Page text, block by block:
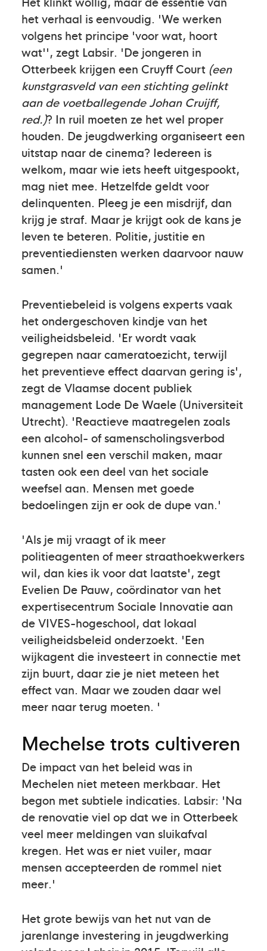
het verhaal is eenvoudig. 'We werken
volgens het principe 'voor wat, hoort
wat'', zegt Labsir. 'De jongeren in
Otterbeek krijgen een Cruyff Court (een
kunstgrasveld van een stichting gelinkt
aan de voetballegende Johan Cruijff,
red.)? In ruil moeten ze het wel proper
houden. De jeugdwerking organiseert een
uitstap naar de cinema? Iedereen is
welkom, maar wie iets heeft uitgespookt,
mag niet mee. Hetzelfde geldt voor
delinquenten. Pleeg je een misdrijf, dan
krijg je straf. Maar je krijgt ook de kans je
leven te beteren. Politie, justitie en
preventiediensten werken daarvoor nauw
samen.'
Preventiebeleid is volgens experts vaak
het ondergeschoven kindje van het
veiligheidsbeleid. 'Er wordt vaak
gegrepen naar cameratoezicht, terwijl
het preventieve effect daarvan gering is',
zegt de Vlaamse docent publiek
management Lode De Waele (Universiteit
Utrecht). 'Reactieve maatregelen zoals
een alcohol- of samenscholingsverbod
kunnen snel een verschil maken, maar
tasten ook een deel van het sociale
weefsel aan. Mensen met goede
bedoelingen zijn er ook de dupe van.'
'Als je mij vraagt of ik meer
politieagenten of meer straathoekwerkers
wil, dan kies ik voor dat laatste', zegt
Evelien De Pauw, coördinator van het
expertisecentrum Sociale Innovatie aan
de VIVES-hogeschool, dat lokaal
veiligheidsbeleid onderzoekt. 'Een
wijkagent die investeert in connectie met
zijn buurt, daar zie je niet meteen het
effect van. Maar we zouden daar wel
meer naar terug moeten. '
Mechelse trots cultiveren
De impact van het beleid was in
Mechelen niet meteen merkbaar. Het
begon met subtiele indicaties. Labsir: 'Na
de renovatie viel op dat we in Otterbeek
veel meer meldingen van sluikafval
kregen. Het was er niet vuiler, maar
mensen accepteerden de rommel niet
meer.'
Het grote bewijs van het nut van de
jarenlange investering in jeugdwerking